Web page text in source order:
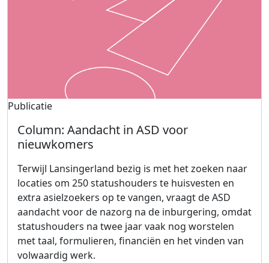
Publicatie
Column: Aandacht in ASD voor
nieuwkomers
Terwijl Lansingerland bezig is met het zoeken naar
locaties om 250 statushouders te huisvesten en
extra asielzoekers op te vangen, vraagt de ASD
aandacht voor de nazorg na de inburgering, omdat
statushouders na twee jaar vaak nog worstelen
met taal, formulieren, financiën en het vinden van
volwaardig werk.